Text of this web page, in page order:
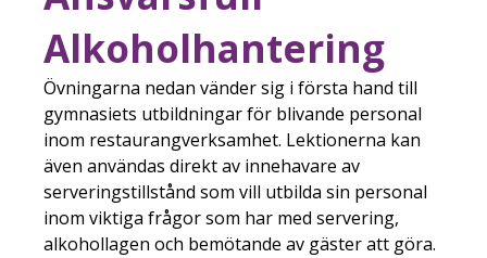
Alkoholhantering
Övningarna nedan vänder sig i första hand till
gymnasiets utbildningar för blivande personal
inom restaurangverksamhet. Lektionerna kan
även användas direkt av innehavare av
serveringstillstånd som vill utbilda sin personal
inom viktiga frågor som har med servering,
alkohollagen och bemötande av gäster att göra.